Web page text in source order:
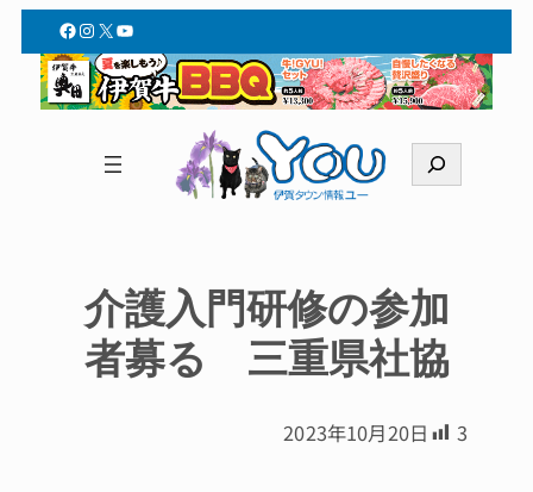
Facebook
Instagram
X YouTube
索
介護入門研修の参加
者募る 三重県社協
2023年10月20日 3